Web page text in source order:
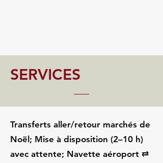
SERVICES
Transferts aller/retour marchés de
Noël; Mise à disposition (2–10 h)
avec attente; Navette aéroport ⇄